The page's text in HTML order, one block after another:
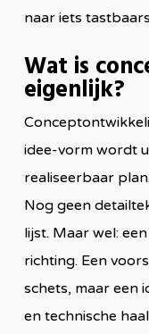
naar iets
Wat is
eigenlijk?
idee-vorm wordt
realiseerbaar
Nog geen
lijst. Maar wel:
richting. Een
schets, maar een
en technische